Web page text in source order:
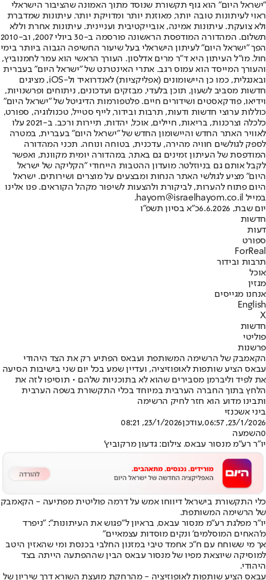
"ישראל היום" הוא גוף תקשורת שנוסד מתוך האמונה שהציבור הישראלי
ראוי לעיתונות טובה יותר, מאוזנת יותר ומדויקת יותר. עיתונות שמדברת
ולא צועקת. עיתונות אמינה, אובייקטיבית ועניינית. עיתונות אחרת וללא
תשלום. המהדורה המודפסת הראשונה פורסמה ב-30 ביולי 2007, וב-2010
הפך "ישראל היום" לעיתון הישראלי בעל שיעור החשיפה הגבוה ביותר בימי
חול. מו"ל העיתון היא ד"ר מרים אדלסון. העורך הראשי הוא עמר לחמנוביץ,
והעורך המייסד הוא עמוס רגב. אתרי האינטרנט של "ישראל היום" בעברית
ובאנגלית, כמו כן היישומונים (אפליקציות) לאנדרואיד ול-iOS, מציגים
חדשות מסביב לשעון, תוכן בלעדי, מבזקים ועדכונים, ניתוחים ופרשנויות,
וידיאו, פודקאסטים ושידורים חיים. פלטפורמות הדיגיטל של "ישראל היום"
כוללות ערוצי חדשות ודעות, תרבות ובידור, לייף סטייל, טכנולוגיה, ספורט,
כלכלה וצרכנות, בריאות, חיילים, אוכל, יהדות, תיירות ורכב. ב-2021 עלו
לאוויר האתר החדש והיישומון החדש של "ישראל היום" בעברית, במטרה
לספק לגולשים חוויה מהירה, עדכנית, בטוחה ונוחה. תכני המהדורה
המודפסת של העיתון זמינים גם באתר, במהדורה יומית מקוונת, ואפשר
לקבל אותם גם בניוזלטר. מועדון ההטבות הייחודי "הקליקה של ישראל
היום" מציע לגולשי האתר הנחות ומבצעים על מוצרים ושירותים. ישראל
היום פתוח להערות, לביקורת ולהצעות לשיפור מקהל הקוראים. פנו אלינו
במייל hayom@israelhayom.co.il.
יום שבת, 6.6.2026
כ"א בסיון תשפ"ו
חדשות
דעות
ספורט
ForReal
תרבות ובידור
אוכל
מגזין
אנחנו מגייסים
English
X
חדשות
פוליטי
פרשנות
הקאמבק של הרשימה המשותפת ועבאס הפתיע רק את הצד היהודי
עבאס הציע שותפות לאופוזיציה, ועדיין שמע בכל יום שני בישיבות הסיעה
את לפיד וליברמן מסבירים שהוא לא בתוכניות שלהם • תוסיפו לזה את
הלחץ בתוך החברה הערבית במיוחד בכלי התקשורת בשפה הערבית
ותבינו מדוע הוא חזר לחיק הרשימה
ביני אשכנזי
23/1/2026, 06:57
,עודכן23/1/2026, 08:21
0השמעה
יו"ר רע"מ מנסור עבאס. צילום: גדעון מרקוביץ'
כלי התקשורת בישראל דיווחו אמש על דרמה פוליטית מפתיעה - הקאמבק
של הרשימה המשותפת.
יו"ר מפלגת רע"מ מנסור עבאס, בראיון ל"פגוש את העיתונות": "ניפרד
מ'האחים המוסלמים' ונקים מוסדות עצמאיים"
אך מי ששוחח עם ח״כ אחמד טיבי במזנון החלבי בכנסת ומי שהאזין היטב
למוסיקה שיוצאת מפיו של מנסור עבאס הבין שההפתעה הייתה בצד
היהודי.
עבאס הציע שותפות לאופוזיציה - מהרחקת מועצת השורא דרך שיריון של